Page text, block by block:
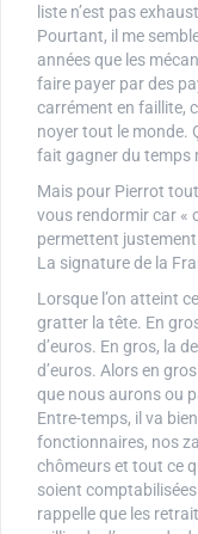
liste n’est pas
Pourtant, il me
années que les
faire payer par des
carrément en faillite,
noyer tout le monde.
fait gagner du temps
Mais pour Pierrot
vous rendormir car «
permettent
La signature de la
Lorsque l’on atteint
gratter la tête. En
d’euros. En gros, la
d’euros. Alors en
que nous aurons ou
Entre-temps, il va
fonctionnaires, nos
chômeurs et tout ce
soient
rappelle que les